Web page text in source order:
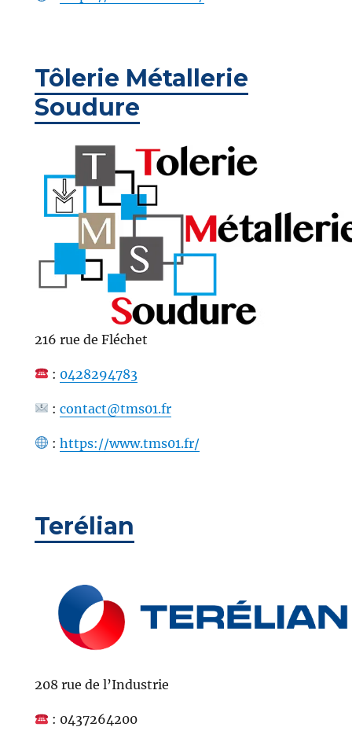
Tôlerie Métallerie
Soudure
216 rue de Fléchet
: 0428294783
:contact@tms01.fr
:https://www.tms01.fr/
Terélian
208 rue de l’Industrie
: 0437264200